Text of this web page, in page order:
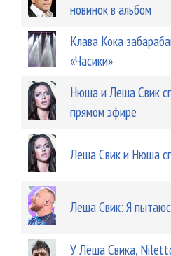
новинок в альбом
Клава Кока
«Часики»
Нюша и Леша Свик
прямом эфире
Леша Свик и Нюша
Леша Свик: Я
У Лёша Свика,